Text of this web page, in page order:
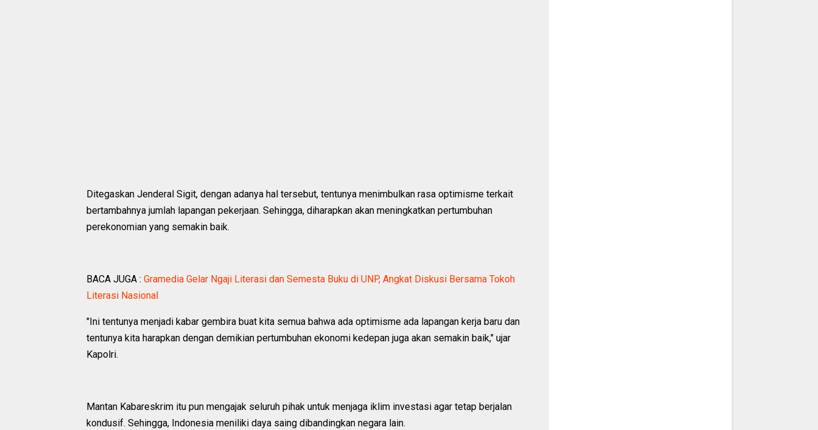
Ditegaskan Jenderal Sigit, dengan adanya hal tersebut, tentunya menimbulkan rasa optimisme terkait
bertambahnya jumlah lapangan pekerjaan. Sehingga, diharapkan akan meningkatkan pertumbuhan
perekonomian yang semakin baik.
BACA JUGA : Gramedia Gelar Ngaji Literasi dan Semesta Buku di UNP, Angkat Diskusi Bersama Tokoh
Literasi Nasional ‎
"Ini tentunya menjadi kabar gembira buat kita semua bahwa ada optimisme ada lapangan kerja baru dan
tentunya kita harapkan dengan demikian pertumbuhan ekonomi kedepan juga akan semakin baik," ujar
Kapolri.
Mantan Kabareskrim itu pun mengajak seluruh pihak untuk menjaga iklim investasi agar tetap berjalan
kondusif. Sehingga, Indonesia meniliki daya saing dibandingkan negara lain.